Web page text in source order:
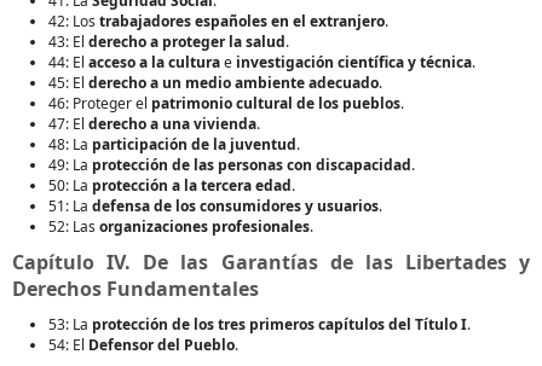
42: Los trabajadores españoles en el extranjero.
43: El derecho a proteger la salud.
44: El acceso a la culturae investigación científica y técnica.
45: El derecho a un medio ambiente adecuado.
46: Proteger el patrimonio cultural de los pueblos.
47: El derecho a una vivienda.
48: La participación de la juventud.
49: La protección de las personas con discapacidad.
50: La protección a la tercera edad.
51: La defensa de los consumidores y usuarios.
52: Las organizaciones profesionales.
Capítulo IV. De las Garantías de las Libertades y
Derechos Fundamentales
53: La protección de los tres primeros capítulos del Título I.
54: El Defensor del Pueblo.